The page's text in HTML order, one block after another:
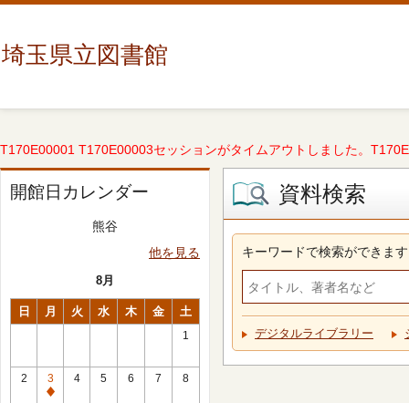
埼玉県立図書館
T170E00001 T170E00003セッションがタイムアウトしました。
開館日カレンダー
熊谷
他を見る
8月
日 月 火 水 木 金 土
1
2
3
休
4 5 6 7 8
資料検索
キーワードで検索ができます
デジタルライブラリー